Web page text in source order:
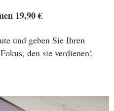
19,90 €
und geben Sie Ihren
den sie verdienen!